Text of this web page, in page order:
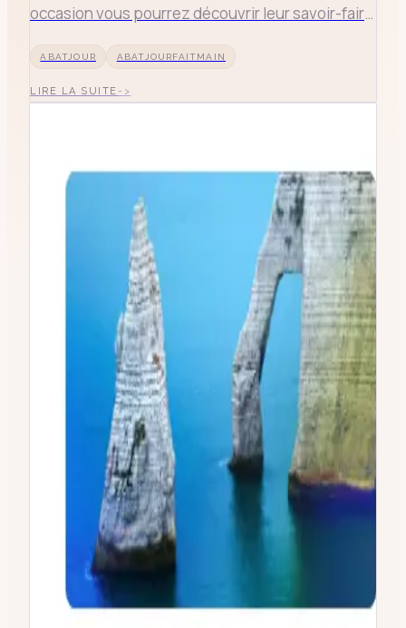
occasion vous pourrez découvrir leur savoir-faire
j'effectuerai des démonstrations autour de l'abat-
jour.
ABATJOUR ABATJOURFAITMAIN
LIRE LA SUITE